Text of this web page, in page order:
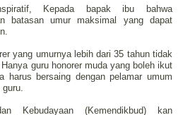
Kepada bapak ibu bahwa
batasan umur maksimal yang dapat
yang umurnya lebih dari 35 tahun tidak
guru honorer muda yang boleh ikut
harus bersaing dengan pelamar umum
Kebudayaan (Kemendikbud) kan